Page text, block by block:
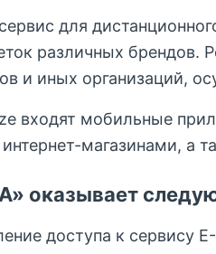
для
различных брендов.
и иных организаций,
входят мобильные
интернет-магазинами, а
оказывает
доступа к сервису